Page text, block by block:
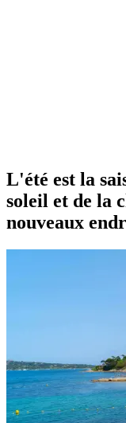
L'été est la
soleil et de la
nouveaux